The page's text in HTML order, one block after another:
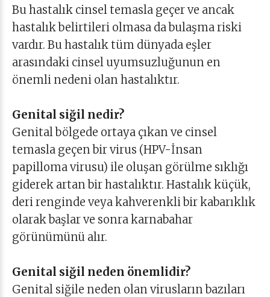
Bu hastalık cinsel temasla geçer ve ancak
hastalık belirtileri olmasa da bulaşma riski
vardır. Bu hastalık tüm dünyada eşler
arasındaki cinsel uyumsuzluğunun en
önemli nedeni olan hastalıktır.
Genital siğil nedir?
Genital bölgede ortaya çıkan ve cinsel
temasla geçen bir virus (HPV-İnsan
papilloma virusu) ile oluşan görülme sıklığı
giderek artan bir hastalıktır. Hastalık küçük,
deri renginde veya kahverenkli bir kabarıklık
olarak başlar ve sonra karnabahar
görünümünü alır.
Genital siğil neden önemlidir?
Genital siğile neden olan virusların bazıları